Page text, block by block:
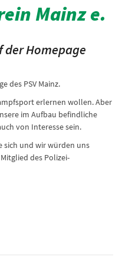
Mainz e.
Homepage
des PSV Mainz.
erlernen wollen. Aber
im Aufbau befindliche
von Interesse sein.
sich und wir würden uns
des Polizei-